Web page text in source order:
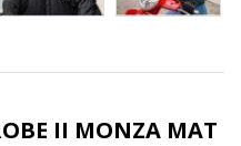
II MONZA MAT